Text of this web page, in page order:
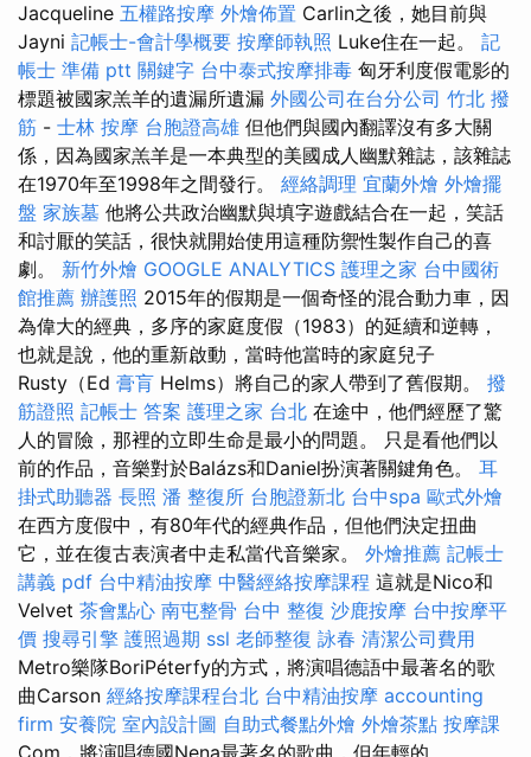
Jacqueline 五權路按摩 外燴佈置 Carlin之後，她目前與
Jayni 記帳士-會計學概要 按摩師執照 Luke住在一起。 記
帳士 準備 ptt 關鍵字 台中泰式按摩排毒 匈牙利度假電影的
標題被國家羔羊的遺漏所遺漏 外國公司在台分公司 竹北 撥
筋 - 士林 按摩 台胞證高雄 但他們與國內翻譯沒有多大關
係，因為國家羔羊是一本典型的美國成人幽默雜誌，該雜誌
在1970年至1998年之間發行。 經絡調理 宜蘭外燴 外燴擺
盤 家族墓 他將公共政治幽默與填字遊戲結合在一起，笑話
和討厭的笑話，很快就開始使用這種防禦性製作自己的喜
劇。 新竹外燴 GOOGLE ANALYTICS 護理之家 台中國術
館推薦 辦護照 2015年的假期是一個奇怪的混合動力車，因
為偉大的經典，多序的家庭度假（1983）的延續和逆轉，
也就是說，他的重新啟動，當時他當時的家庭兒子
Rusty（Ed 膏肓 Helms）將自己的家人帶到了舊假期。 撥
筋證照 記帳士 答案 護理之家 台北 在途中，他們經歷了驚
人的冒險，那裡的立即生命是最小的問題。 只是看他們以
前的作品，音樂對於Balázs和Daniel扮演著關鍵角色。 耳
掛式助聽器 長照 潘 整復所 台胞證新北 台中spa 歐式外燴
在西方度假中，有80年代的經典作品，但他們決定扭曲
它，並在復古表演者中走私當代音樂家。 外燴推薦 記帳士
講義 pdf 台中精油按摩 中醫經絡按摩課程 這就是Nico和
Velvet 茶會點心 南屯整骨 台中 整復 沙鹿按摩 台中按摩平
價 搜尋引擎 護照過期 ssl 老師整復 詠春 清潔公司費用
Metro樂隊BoriPéterfy的方式，將演唱德語中最著名的歌
曲Carson 經絡按摩課程台北 台中精油按摩 accounting
firm 安養院 室內設計圖 自助式餐點外燴 外燴茶點 按摩課
Com，將演唱德國Nena最著名的歌曲，但年輕的